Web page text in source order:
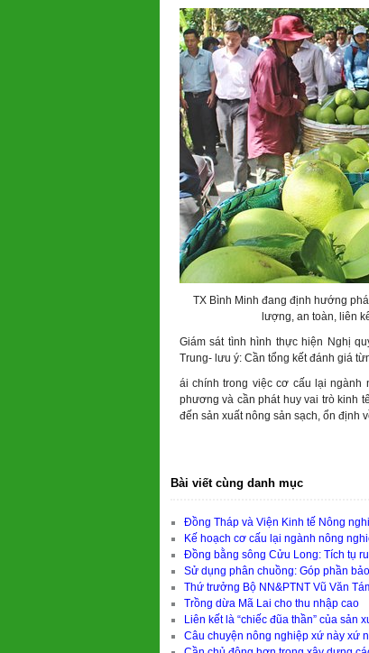
TX Bình Minh đang định hướng
lượng, an toàn, liên
Giám sát tình hình thực hiện Nghị
Trung- lưu ý: Cần tổng kết đánh giá
ái chính trong việc cơ cấu lại
phương và cần phát huy vai trò kinh
đến sản xuất nông sản sạch, ổn định
Bài viết cùng danh mục
Đồng Tháp và Viện Kinh tế Nông
Kế hoạch cơ cấu lại ngành nông
Đồng bằng sông Cửu Long: Tích tụ
Sử dụng phân chuồng: Góp phần
Thứ trưởng Bộ NN&PTNT Vũ Văn
Trồng dừa Mã Lai cho thu nhập cao
Liên kết là “chiếc đũa thần” của sản
Câu chuyện nông nghiệp xứ này xứ